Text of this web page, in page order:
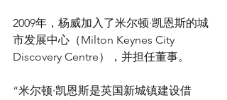
2009年，杨威加入了米尔顿·凯恩斯的城
市发展中心（Milton Keynes City
Discovery Centre），并担任董事。
“米尔顿·凯恩斯是英国新城镇建设借